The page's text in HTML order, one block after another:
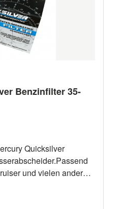
Benzinfilter 35-
Quicksilver
und vielen anderen